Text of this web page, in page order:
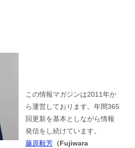
この情報マガジンは2011年か
ら運営しております。年間365
回更新を基本としながら情報
発信をし続けています。
藤原毅芳 （Fujiwara